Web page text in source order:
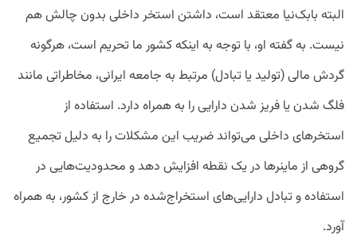
البته بابک‌نیا معتقد است، داشتن استخر داخلی بدون چالش هم
نیست. به گفته او، با توجه به اینکه کشور ما تحریم است، هرگونه
گردش مالی (تولید یا تبادل) مرتبط به جامعه ایرانی، مخاطراتی مانند
فلگ شدن یا فریز شدن دارایی را به همراه دارد. استفاده از
استخر‌های داخلی می‌تواند ضریب این مشکلات را به دلیل تجمیع
گروهی از ماینرها در یک نقطه افزایش دهد و محدودیت‌هایی در
استفاده و تبادل دارایی‌های استخراج‌شده در خارج از کشور، به همراه
آورد.